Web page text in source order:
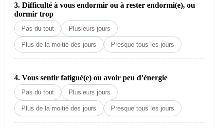
3. Difficulté à vous endormir ou à rester endormi(e), ou
dormir trop
Pas du tout Plusieurs jours
Plus de la moitié des jours Presque tous les jours
4. Vous sentir fatigué(e) ou avoir peu d’énergie
Pas du tout Plusieurs jours
Plus de la moitié des jours Presque tous les jours